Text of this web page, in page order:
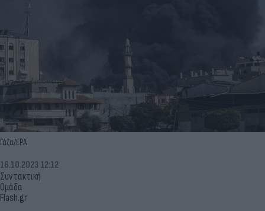
Γάζα/EPA
Συντακτική
Ομάδα
Flash.gr
16.10.2023 12:12